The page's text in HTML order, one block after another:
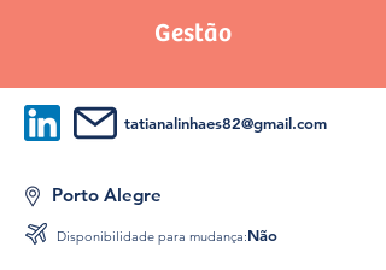
Gestão
tatianalinhaes82@gmail.com
Porto Alegre
Disponibilidade para mudança:Não